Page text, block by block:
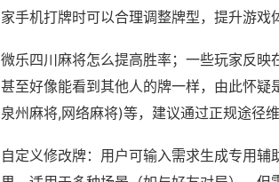
家手机打牌时可以合理调整牌型，提升游戏
微乐四川麻将怎么提高胜率；一些玩家反映
甚至好像能看到其他人的牌一样，由此怀
泉州麻将,网络麻将)等，建议通过正规途径维
自定义修改牌：用户可输入需求生成专用